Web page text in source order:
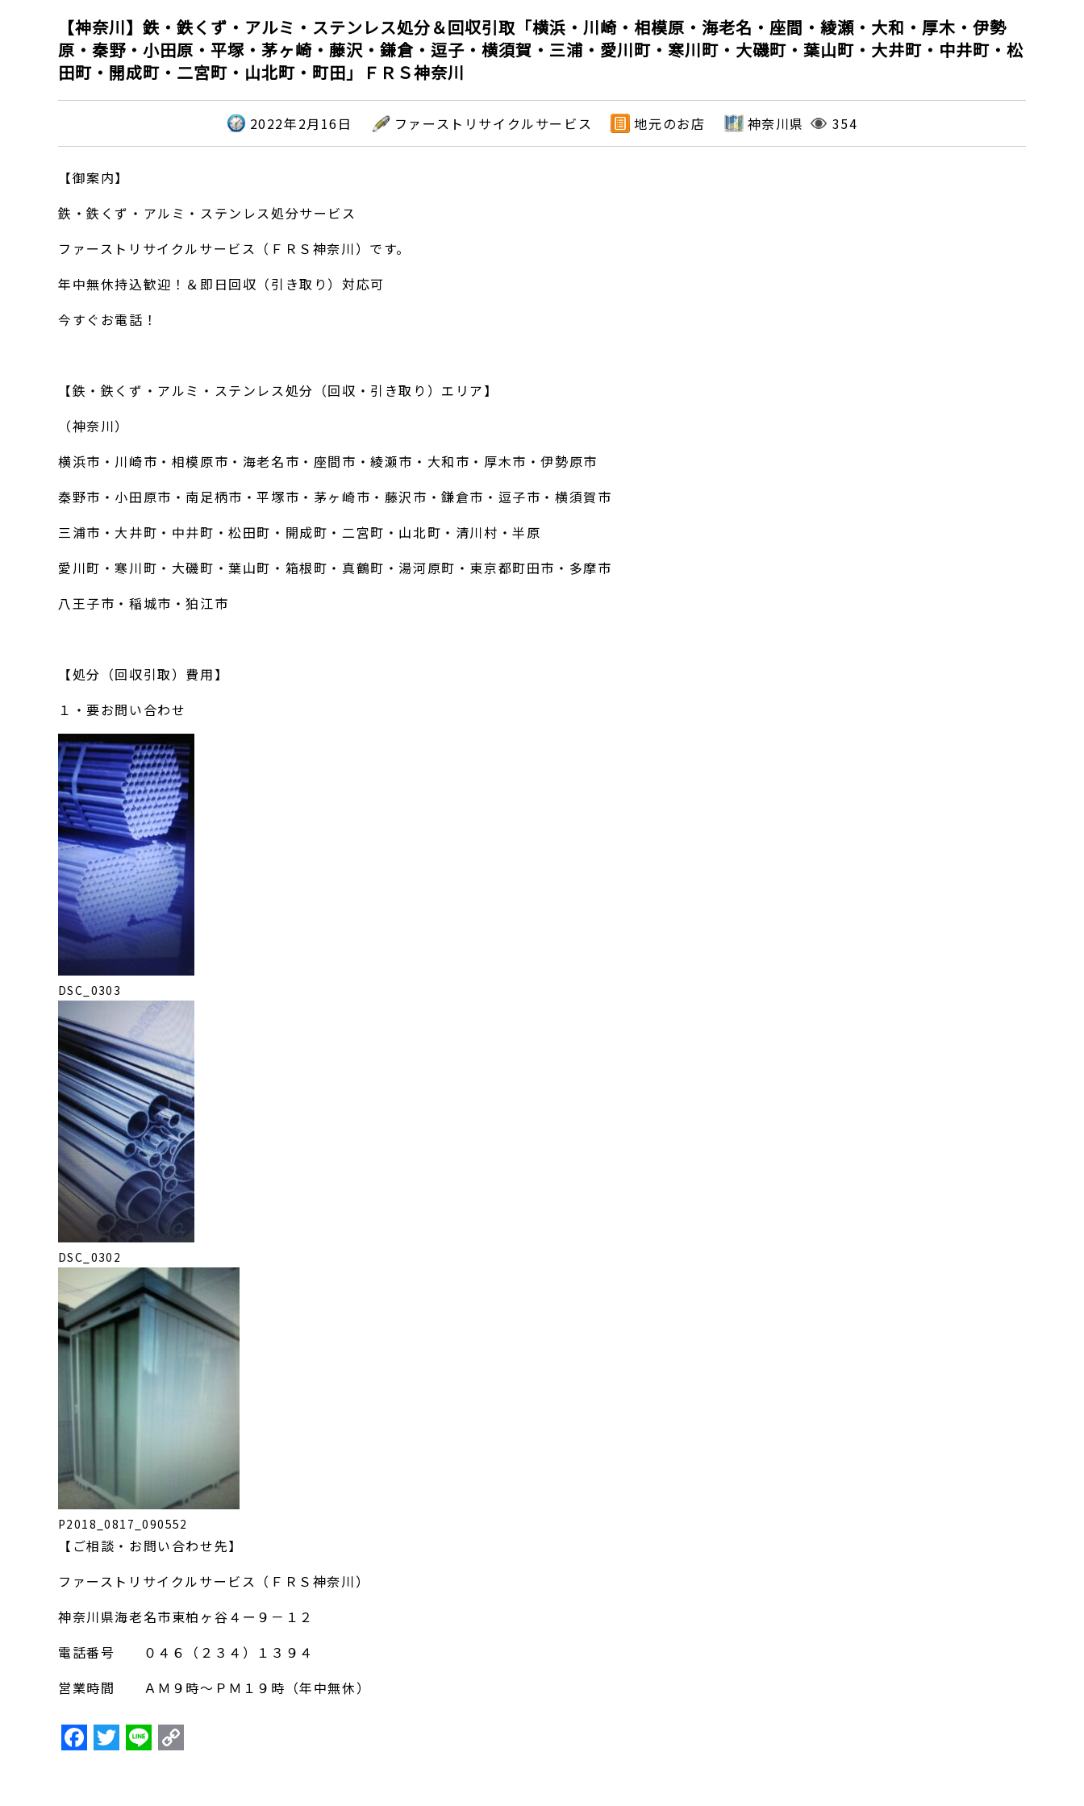
【神奈川】鉄・鉄くず・アルミ・ステンレス処分＆回収引取「横浜・川崎・相模原・海老名・座間・綾瀬・大和・厚木・伊勢
原・秦野・小田原・平塚・茅ヶ崎・藤沢・鎌倉・逗子・横須賀・三浦・愛川町・寒川町・大磯町・葉山町・大井町・中井町・松
田町・開成町・二宮町・山北町・町田」ＦＲＳ神奈川
2022年2月16日 ファーストリサイクルサービス 地元のお店 神奈川県 354
【御案内】
鉄・鉄くず・アルミ・ステンレス処分サービス
ファーストリサイクルサービス（ＦＲＳ神奈川）です。
年中無休持込歓迎！＆即日回収（引き取り）対応可
今すぐお電話！
【鉄・鉄くず・アルミ・ステンレス処分（回収・引き取り）エリア】
（神奈川）
横浜市・川崎市・相模原市・海老名市・座間市・綾瀬市・大和市・厚木市・伊勢原市
秦野市・小田原市・南足柄市・平塚市・茅ヶ崎市・藤沢市・鎌倉市・逗子市・横須賀市
三浦市・大井町・中井町・松田町・開成町・二宮町・山北町・清川村・半原
愛川町・寒川町・大磯町・葉山町・箱根町・真鶴町・湯河原町・東京都町田市・多摩市
八王子市・稲城市・狛江市
【処分（回収引取）費用】
１・要お問い合わせ
DSC_0303
DSC_0302
P2018_0817_090552
【ご相談・お問い合わせ先】
ファーストリサイクルサービス（ＦＲＳ神奈川）
神奈川県海老名市東柏ヶ谷４ー９－１２
電話番号 ０４６（２３４）１３９４
営業時間 ＡＭ９時～ＰＭ１９時（年中無休）
F T Li